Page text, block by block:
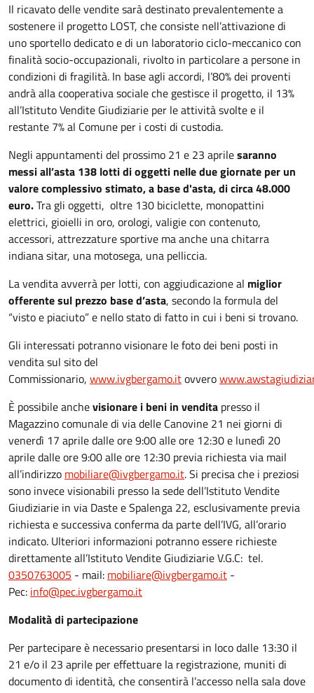
Il ricavato delle vendite sarà destinato prevalentementea
sostenere il progetto LOST, checonsiste nell’attivazione di
uno sportello dedicato e di un laboratorio ciclo-meccanico con
finalità socio-occupazionali, rivolto in particolare a persone in
condizioni di fragilità. In base agli accordi, l’80% dei proventi
andrà alla cooperativa sociale che gestisce il progetto, il 13%
all’Istituto Vendite Giudiziarie per le attività svolte e il
restante 7% al Comune per i costi di custodia.
Negli appuntamenti del prossimo 21 e 23 aprilesaranno
messi all’asta 138 lotti di oggetti nelle due giornate per un
valore complessivo stimato, a base d'asta, di circa 48.000
euro.Tra gli oggetti, oltre 130 biciclette, monopattini
elettrici, gioielli in oro, orologi, valigie con contenuto,
accessori, attrezzature sportive ma anche una chitarra
indiana sitar, una motosega, una pelliccia.
La vendita avverrà per lotti, con aggiudicazione al miglior
offerente sul prezzo base d’asta, secondo la formula del
“visto e piaciuto” e nello stato di fatto in cui i beni si trovano.
Gli interessati potranno visionare le foto dei beni posti in
vendita sul sito del
Commissionario, www.ivgbergamo.itovvero
È possibile anchevisionare i beni in vendita presso il
Magazzino comunale di via delle Canovine 21 nei giorni di
venerdì 17 aprile dalle ore 9:00 alle ore 12:30 e lunedì 20
aprile dalle ore 9:00 alle ore 12:30 previa richiesta via mail
all’indirizzo mobiliare@ivgbergamo.it. Si precisa che i preziosi
sono invece visionabili presso lasede dell’Istituto Vendite
Giudiziarie in via Daste e Spalenga 22, esclusivamente previa
richiesta e successiva conferma da parte dell’IVG, all’orario
indicato. Ulteriori informazioni potranno essere richieste
direttamente all’Istituto Vendite Giudiziarie V.G.C: tel.
0350763005 - mail: mobiliare@ivgbergamo.it -
Pec: info@pec.ivgbergamo.it
Modalità di partecipazione
Per partecipare è necessario presentarsi in loco dalle 13:30 il
21 e/o il 23 aprile per effettuare la registrazione, muniti di
documento di identità, che consentirà l’accesso nella sala dove